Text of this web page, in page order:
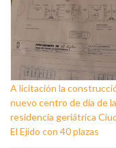
A licitación la
nuevo centro de día de la
residencia geriátrica
El Ejido con 40 plazas